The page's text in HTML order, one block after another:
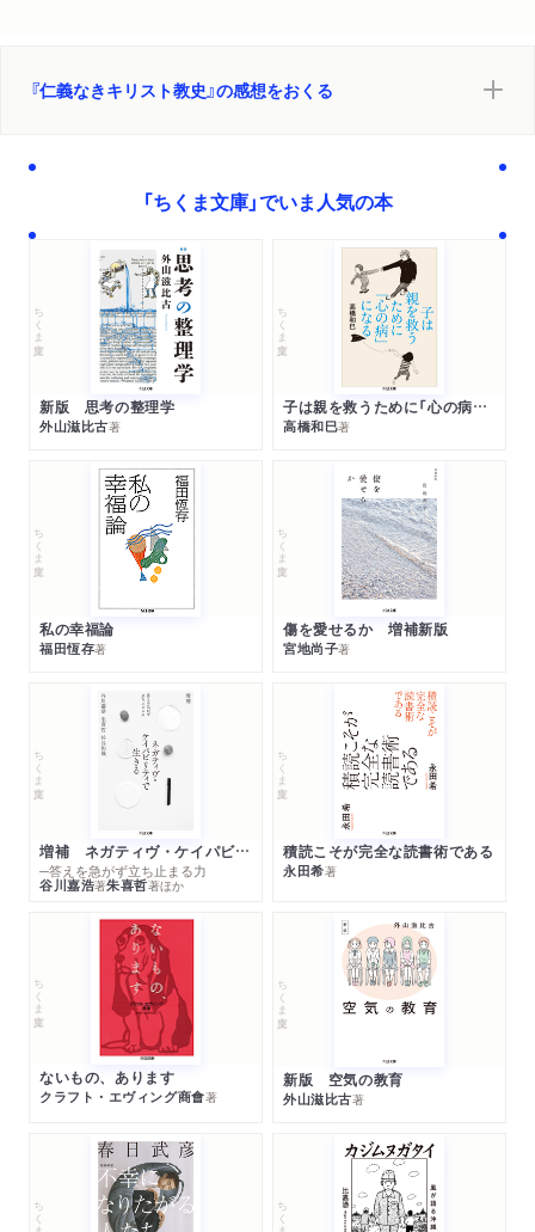
『仁義なきキリスト教史』の感想をおくる
「ちくま文庫」でいま人気の本
ちくま文庫
新版 思考の整理学
外山滋比古著
ちくま文庫
子は親を救うために「心の病」になる
高橋和巳著
ちくま文庫
私の幸福論
福田恆存著
ちくま文庫
傷を愛せるか 増補新版
宮地尚子著
ちくま文庫
増補 ネガティヴ・ケイパビリティで生きる
─答えを急がず立ち止まる力
谷川嘉浩著朱喜哲著ほか
ちくま文庫
積読こそが完全な読書術である
永田希著
ちくま文庫
ないもの、あります
クラフト・エヴィング商會著
ちくま文庫
新版 空気の教育
外山滋比古著
ちくま文庫 ちくま文庫